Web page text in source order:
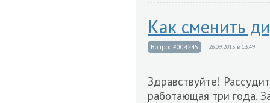
Как сменить
Вопрос #004245 26.09.2015 в 13:49
Здравствуйте!
работающая три года.